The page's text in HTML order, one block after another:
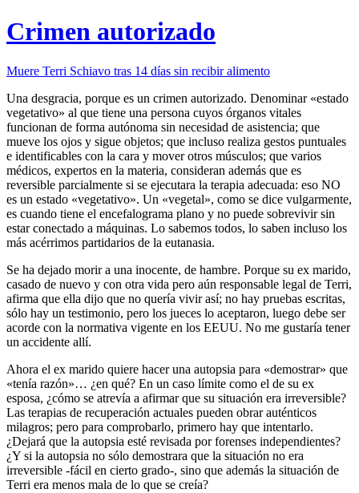
Crimen autorizado
Muere Terri Schiavo tras 14 días sin recibir alimento
Una desgracia, porque es un crimen autorizado. Denominar «estado
vegetativo» al que tiene una persona cuyos órganos vitales
funcionan de forma autónoma sin necesidad de asistencia; que
mueve los ojos y sigue objetos; que incluso realiza gestos puntuales
e identificables con la cara y mover otros músculos; que varios
médicos, expertos en la materia, consideran además que es
reversible parcialmente si se ejecutara la terapia adecuada: eso NO
es un estado «vegetativo». Un «vegetal», como se dice vulgarmente,
es cuando tiene el encefalograma plano y no puede sobrevivir sin
estar conectado a máquinas. Lo sabemos todos, lo saben incluso los
más acérrimos partidarios de la eutanasia.
Se ha dejado morir a una inocente, de hambre. Porque su ex marido,
casado de nuevo y con otra vida pero aún responsable legal de Terri,
afirma que ella dijo que no quería vivir así; no hay pruebas escritas,
sólo hay un testimonio, pero los jueces lo aceptaron, luego debe ser
acorde con la normativa vigente en los EEUU. No me gustaría tener
un accidente allí.
Ahora el ex marido quiere hacer una autopsia para «demostrar» que
«tenía razón»… ¿en qué? En un caso límite como el de su ex
esposa, ¿cómo se atrevía a afirmar que su situación era irreversible?
Las terapias de recuperación actuales pueden obrar auténticos
milagros; pero para comprobarlo, primero hay que intentarlo.
¿Dejará que la autopsia esté revisada por forenses independientes?
¿Y si la autopsia no sólo demostrara que la situación no era
irreversible -fácil en cierto grado-, sino que además la situación de
Terri era menos mala de lo que se creía?